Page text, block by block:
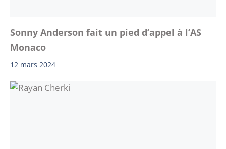
Sonny Anderson fait un pied d’appel à l’AS
Monaco
12 mars 2024